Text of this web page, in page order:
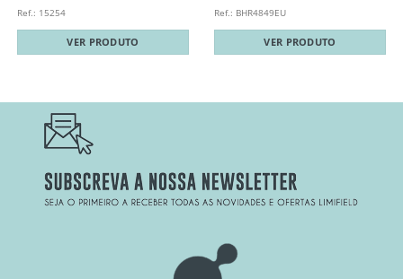
Ref.: 15254
VER PRODUTO
Ref.: BHR4849EU
VER PRODUTO